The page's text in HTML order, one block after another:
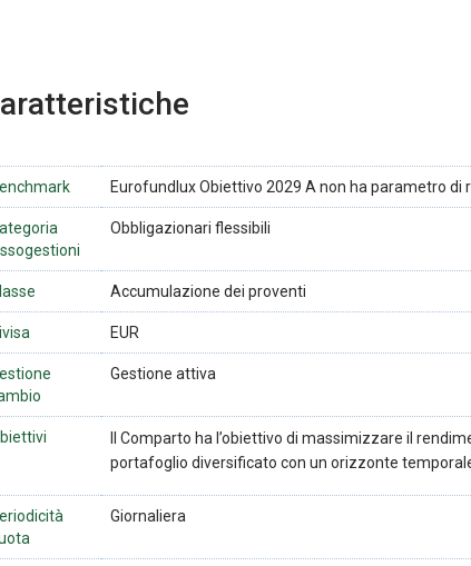
Eurofundlux Obiettivo 2029 A non ha parametro
Obbligazionari flessibili
Accumulazione dei proventi
EUR
Gestione attiva
Il Comparto ha l’obiettivo di massimizzare il
portafoglio diversificato con un orizzonte
Giornaliera